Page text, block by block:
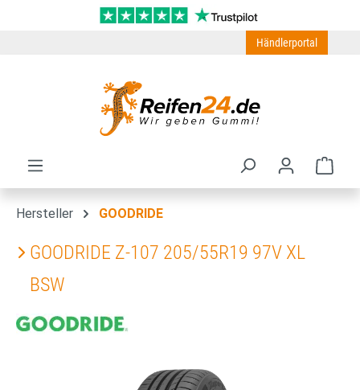
Zum Hauptinhalt springen
Händlerportal
Hersteller GOODRIDE
GOODRIDE Z-107 205/55R19 97V XL
BSW
Bildergalerie überspringen